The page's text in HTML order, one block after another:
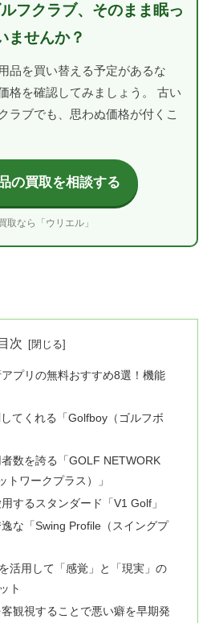
フクラブ、そのまま眠っ
ませんか？
品を買い替える予定があるな
格を確認してみましょう。 古い
ラブでも、思わぬ価格が付くこ
の買取を相談する
取なら「ウリエル」
目次
プリの無料おすすめ8選！機能
てくれる「Golfboy（ゴルフボ
数を誇る「GOLF NETWORK
トワークプラス）」
するスタンダード「V1 Golf」
な「Swing Profile（スイングプ
活用して「感覚」と「現実」の
ト
観視することで悪い癖を早期発